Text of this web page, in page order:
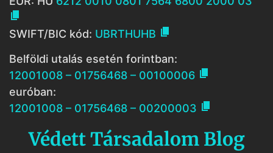

SWIFT/BIC kód: UBRTHUHB 
Belföldi utalás esetén forintban:
12001008 – 01756468 – 00100006 
euróban:
12001008 – 01756468 – 00200003 
Védett Társadalom Blog